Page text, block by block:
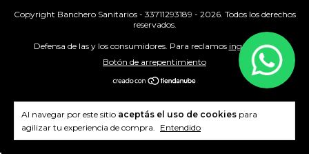
Al navegar por este sitio aceptás el uso de cookies para
agilizar tu experiencia de compra. Entendido
Copyright Banchero Sanitarios - 33711293189 - 2026. Todos los derechos
reservados.
Defensa de las y los consumidores. Para reclamos ingresá acá.
Botón de arrepentimiento